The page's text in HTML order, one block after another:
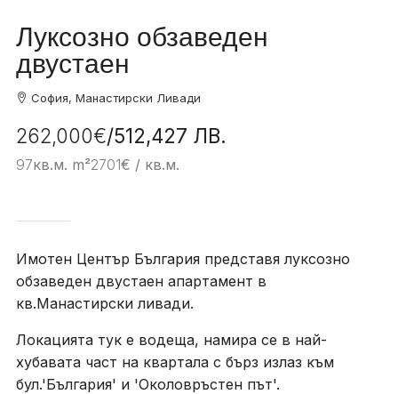
Луксозно обзаведен
двустаен
София, Манастирски Ливади
262,000€/512,427 ЛВ.
кв.м. m²
97 € / кв.м.
2701
Имотен Център България представя луксозно
обзаведен двустаен апартамент в
кв.Манастирски ливади.
Локацията тук е водеща, намира се в най-
хубавата част на квартала с бърз излаз към
бул.'България' и 'Околовръстен път'.